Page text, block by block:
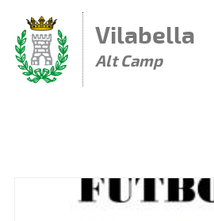
Vilabella
Alt Camp